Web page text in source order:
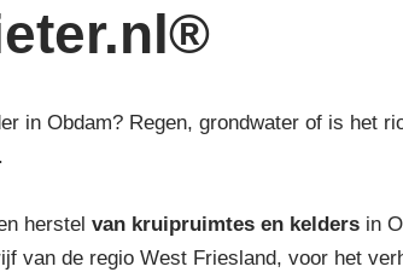
in Obdam? Regen, grondwater of is het
herstel van kruipruimtes en kelders in
van de regio West Friesland, voor het